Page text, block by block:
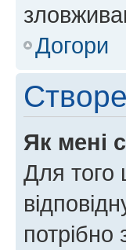
Догори
Як мені
Для того